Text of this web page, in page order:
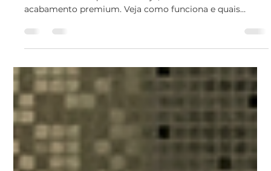
29 de jun. 3 min de leitura
Revestimento Flexível para
Cozinha: Reforma Sem Obra e
Sem Sujeira em 1 Dia
Transforme sua cozinha com o Revestimento Flexível
Wallboard: sem quebrar azulejo, sem entulho e com